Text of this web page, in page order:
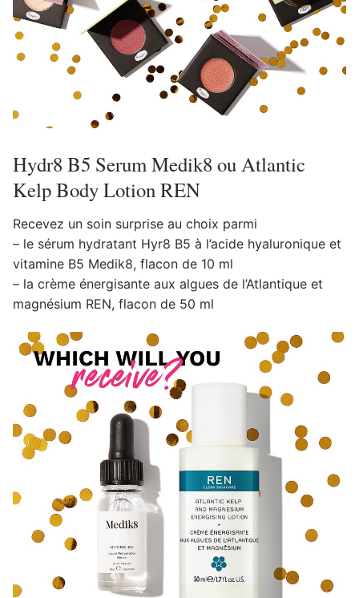
Hydr8 B5 Serum Medik8 ou Atlantic
Kelp Body Lotion REN
Recevez un soin surprise au choix parmi
– le sérum hydratant Hyr8 B5 à l’acide hyaluronique et
vitamine B5 Medik8, flacon de 10 ml
– la crème énergisante aux algues de l’Atlantique et
magnésium REN, flacon de 50 ml